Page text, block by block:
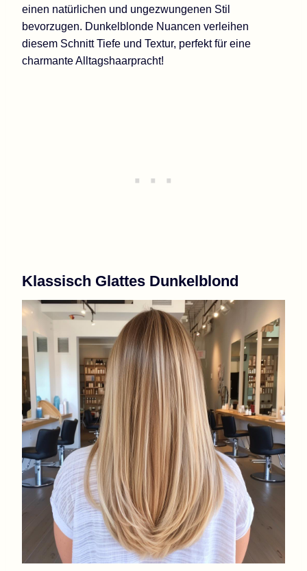
einen natürlichen und ungezwungenen Stil
bevorzugen. Dunkelblonde Nuancen verleihen
diesem Schnitt Tiefe und Textur, perfekt für eine
charmante Alltagshaarpracht!
Klassisch Glattes Dunkelblond